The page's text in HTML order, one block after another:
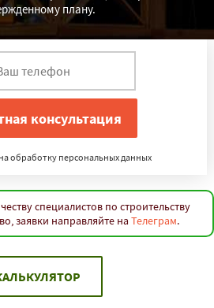
плану.
обработку персональных данных
специалистов по строительству
заявки направляйте на Телеграм.